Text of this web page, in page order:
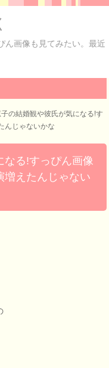
ん画像も見てみたい。最近
の結婚観や彼氏が気になる!す
んじゃないかな
なる!すっぴん画像
増えたんじゃない